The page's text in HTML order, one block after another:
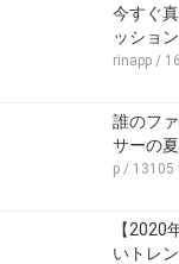
今すぐ
ッショ
rinapp /
誰のフ
サーの
p / 13105
【
いトレ